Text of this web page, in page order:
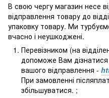
В свою чергу магазин несе
відправлення товару до
упаковку товару. Ми
вчасно і неушкоджені.
Перевізником (на
допоможе Вам дізнатися
вашого відправлення -
При замовленні
збільшуватися. ;